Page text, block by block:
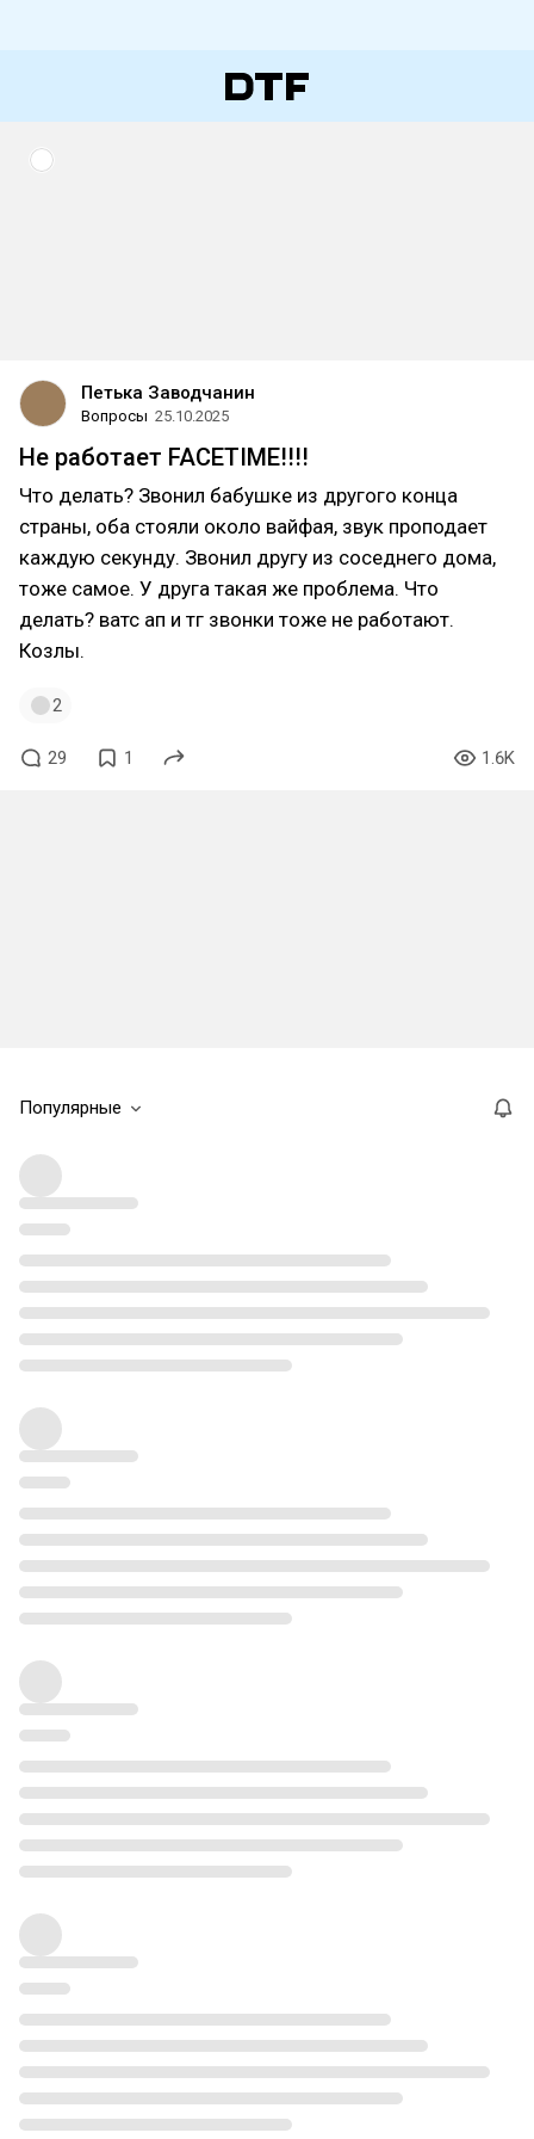
Петька Заводчанин
Вопросы 25.10.2025
Не работает FACETIME!!!!
Что делать? Звонил бабушке из другого конца
страны, оба стояли около вайфая, звук проподает
каждую секунду. Звонил другу из соседнего дома,
тоже самое. У друга такая же проблема. Что
делать? ватс ап и тг звонки тоже не работают.
Козлы.
2
29 1 1.6K
Популярные